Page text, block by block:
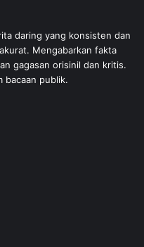
daring yang konsisten dan
Mengabarkan fakta
gagasan orisinil dan kritis.
bacaan publik.